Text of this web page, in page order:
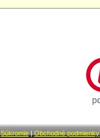
Súkromie | Obchodné podmienky